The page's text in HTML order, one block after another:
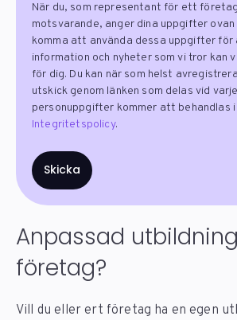
När du, som representant för ett
motsvarande, anger dina uppgifter ovan
komma att använda dessa uppgifter
information och nyheter som vi tror kan
för dig. Du kan när som helst
utskick genom länken som delas vid
personuppgifter kommer att behandlas
Integritetspolicy.
Anpassad
företag?
Vill du eller ert företag ha en egen